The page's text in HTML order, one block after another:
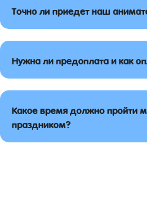
Точно ли приедет наш
Нужна ли предоплата и как
Какое время должно пройти
праздником?